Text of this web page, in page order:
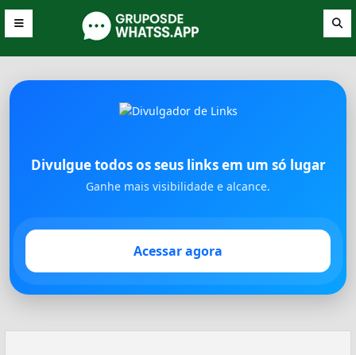
Divulgue todos os seus links em um só lugar
Ganhe mais visibilidade e alcance.
Acessar agora